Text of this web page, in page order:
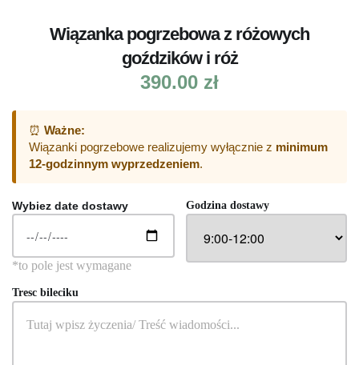
Wiązanka pogrzebowa z różowych
goździków i róż
390.00 zł
⏰ Ważne:
Wiązanki pogrzebowe realizujemy wyłącznie z minimum
12-godzinnym wyprzedzeniem.
Wybiez date dostawy Godzina dostawy
Tresc bileciku